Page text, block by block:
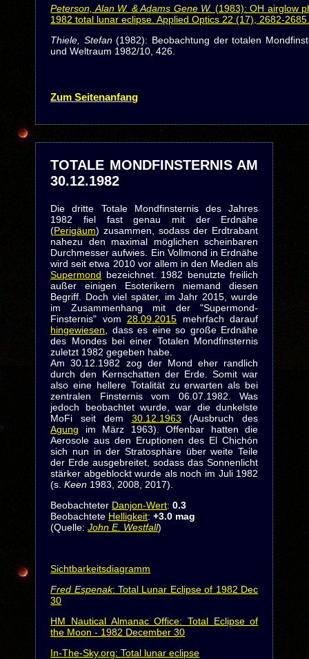
Peterson, Alan W. & Adams Gene W. (1983): OH airglow
1982 total lunar eclipse. Applied Optics 22 (17), 2682-
Thiele, Stefan(1982): Beobachtung der totalen
und Weltraum 1982/10, 426.
Zum Seitenanfang
TOTALE MONDFINSTERNIS AM
30.12.1982
Die dritte Totale Mondfinsternis des Jahres
1982 fiel fast genau mit der Erdnähe
(Perigäum) zusammen, sodass der Erdtrabant
nahezu den maximal möglichen scheinbaren
Durchmesser aufwies. Ein Vollmond in Erdnähe
wird seit etwa 2010 vor allem in den Medien als
Supermond bezeichnet. 1982 benutzte freilich
außer einigen Esoterikern niemand diesen
Begriff. Doch viel später, im Jahr 2015, wurde
im Zusammenhang mit der "Supermond-
Finsternis" vom 28.09.2015 mehrfach darauf
hingewiesen , dass es eine so große Erdnähe
des Mondes bei einer Totalen Mondfinsternis
zuletzt 1982 gegeben habe.
Am 30.12.1982 zog der Mond eher randlich
durch den Kernschatten der Erde. Somit war
also eine hellere Totalität zu erwarten als bei
zentralen Finsternis vom 06.07.1982. Was
jedoch beobachtet wurde, war die dunkelste
MoFi seit dem 30.12.1963 (Ausbruch des
Agung im März 1963). Offenbar hatten die
Aerosole aus den Eruptionen des El Chichón
sich nun in der Stratosphäre über weite Teile
der Erde ausgebreitet, sodass das Sonnenlicht
stärker abgeblockt wurde als noch im Juli 1982
(s.Keen 1983, 2008, 2017).
Beobachteter Danjon-Wert:0.3
Beobachtete Helligkeit:+3.0 mag
(Quelle:John E. Westfall)
Sichtbarkeitsdiagramm
Fred Espenak: Total Lunar Eclipse of 1982 Dec
30
HM Nautical Almanac Office: Total Eclipse of
the Moon - 1982 December 30
In-The-Sky.org: Total lunar eclipse